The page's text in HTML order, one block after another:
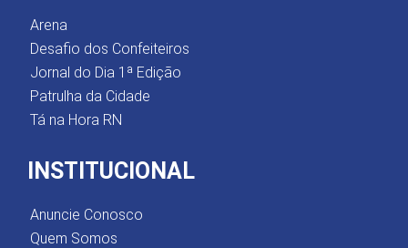
Arena
Desafio dos Confeiteiros
Jornal do Dia 1ª Edição
Patrulha da Cidade
Tá na Hora RN
INSTITUCIONAL
Anuncie Conosco
Quem Somos